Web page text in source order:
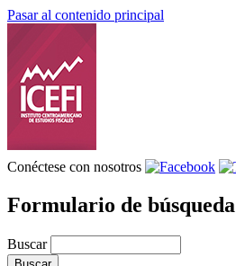
Pasar al contenido principal
Conéctese con nosotros
Formulario de búsqueda
Buscar